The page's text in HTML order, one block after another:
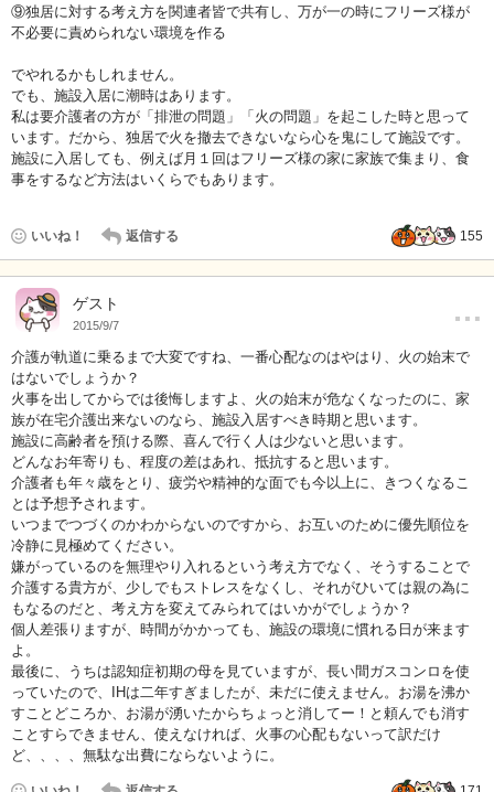
⑨独居に対する考え方を関連者皆で共有し、万が一の時にフリーズ様が
不必要に責められない環境を作る
でやれるかもしれません。
でも、施設入居に潮時はあります。
私は要介護者の方が「排泄の問題」「火の問題」を起こした時と思って
います。だから、独居で火を撤去できないなら心を鬼にして施設です。
施設に入居しても、例えば月１回はフリーズ様の家に家族で集まり、食
事をするなど方法はいくらでもあります。
いいね！ 返信する 155
ゲスト
2015/9/7 …
介護が軌道に乗るまで大変ですね、一番心配なのはやはり、火の始末で
はないでしょうか？
火事を出してからでは後悔しますよ、火の始末が危なくなったのに、家
族が在宅介護出来ないのなら、施設入居すべき時期と思います。
施設に高齢者を預ける際、喜んで行く人は少ないと思います。
どんなお年寄りも、程度の差はあれ、抵抗すると思います。
介護者も年々歳をとり、疲労や精神的な面でも今以上に、きつくなるこ
とは予想予されます。
いつまでつづくのかわからないのですから、お互いのために優先順位を
冷静に見極めてください。
嫌がっているのを無理やり入れるという考え方でなく、そうすることで
介護する貴方が、少しでもストレスをなくし、それがひいては親の為に
もなるのだと、考え方を変えてみられてはいかがでしょうか？
個人差張りますが、時間がかかっても、施設の環境に慣れる日が来ます
よ。
最後に、うちは認知症初期の母を見ていますが、長い間ガスコンロを使
っていたので、IHは二年すぎましたが、未だに使えません。お湯を沸か
すことどころか、お湯が湧いたからちょっと消してー！と頼んでも消す
ことすらできません、使えなければ、火事の心配もないって訳だけ
ど、、、、無駄な出費にならないように。